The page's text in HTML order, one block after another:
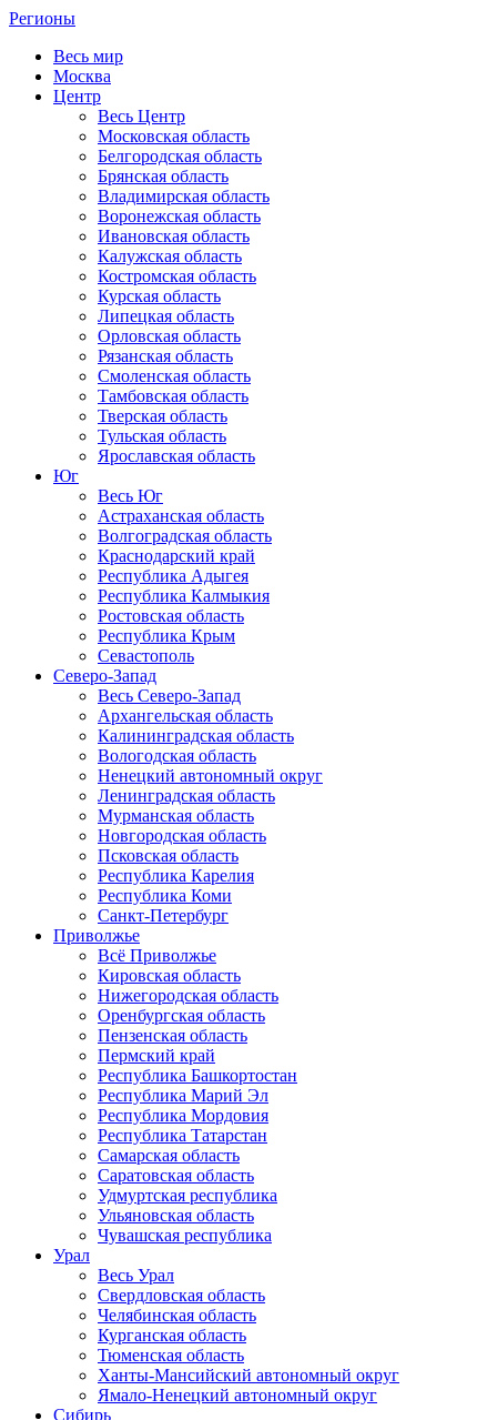
Регионы
Весь мир
Москва
Центр
Весь Центр
Московская область
Белгородская область
Брянская область
Владимирская область
Воронежская область
Ивановская область
Калужская область
Костромская область
Курская область
Липецкая область
Орловская область
Рязанская область
Смоленская область
Тамбовская область
Тверская область
Тульская область
Ярославская область
Юг
Весь Юг
Астраханская область
Волгоградская область
Краснодарский край
Республика Адыгея
Республика Калмыкия
Ростовская область
Республика Крым
Севастополь
Северо-Запад
Весь Северо-Запад
Архангельская область
Калининградская область
Вологодская область
Ненецкий автономный округ
Ленинградская область
Мурманская область
Новгородская область
Псковская область
Республика Карелия
Республика Коми
Санкт-Петербург
Приволжье
Всё Приволжье
Кировская область
Нижегородская область
Оренбургская область
Пензенская область
Пермский край
Республика Башкортостан
Республика Марий Эл
Республика Мордовия
Республика Татарстан
Самарская область
Саратовская область
Удмуртская республика
Ульяновская область
Чувашская республика
Урал
Весь Урал
Свердловская область
Челябинская область
Курганская область
Тюменская область
Ханты-Мансийский автономный округ
Ямало-Ненецкий автономный округ
Сибирь